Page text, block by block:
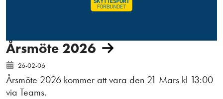
Årsmöte 2026
26-02-06
Årsmöte 2026 kommer att vara den 21 Mars kl 13:00
via Teams.